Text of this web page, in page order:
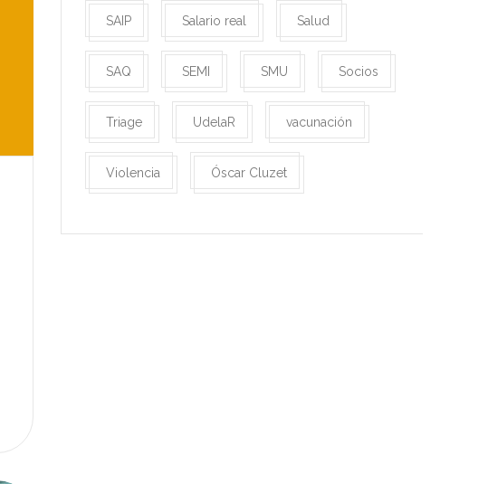
SAIP Salario real Salud
SAQ SEMI SMU Socios
Triage UdelaR vacunación
Violencia Óscar Cluzet